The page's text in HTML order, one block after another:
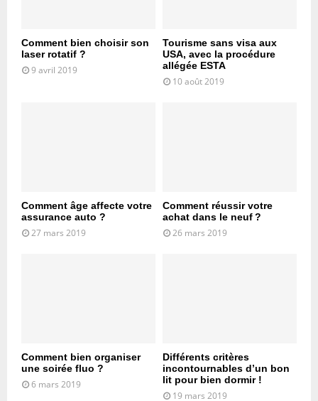
Comment bien choisir son
laser rotatif ?
9 avril 2019
Tourisme sans visa aux
USA, avec la procédure
allégée ESTA
10 août 2019
Comment âge affecte votre
assurance auto ?
27 mars 2019
Comment réussir votre
achat dans le neuf ?
26 mars 2019
Comment bien organiser
une soirée fluo ?
6 mars 2019
Différents critères
incontournables d’un bon
lit pour bien dormir !
19 mars 2019